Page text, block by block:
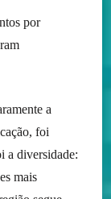
por
a
foi
a diversidade:
mais